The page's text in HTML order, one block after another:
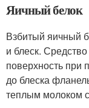
Яичный белок
Взбитый яичный
и блеск.
поверхность при
до блеска
теплым молоком